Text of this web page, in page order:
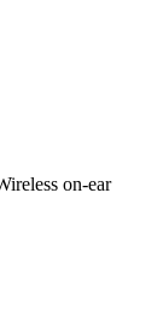
on-ear